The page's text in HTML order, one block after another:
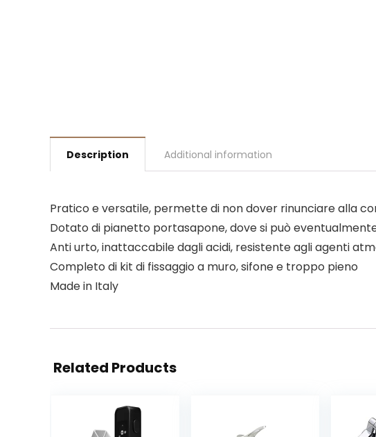
Description Additional information
Pratico e versatile, permette di non dover rinunciare alla
Dotato di pianetto portasapone, dove si può
Anti urto, inattaccabile dagli acidi, resistente agli agenti
Completo di kit di fissaggio a muro, sifone e troppo pieno
Made in Italy
Related Products